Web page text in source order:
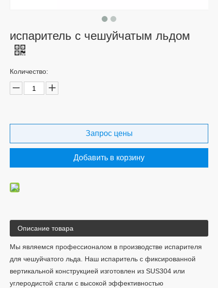
испаритель с чешуйчатым льдом
Количество:
Запрос цены
Добавить в корзину
Описание товара
Мы являемся профессионалом в производстве испарителя
для чешуйчатого льда. Наш испаритель с фиксированной
вертикальной конструкцией изготовлен из SUS304 или
углеродистой стали с высокой эффективностью